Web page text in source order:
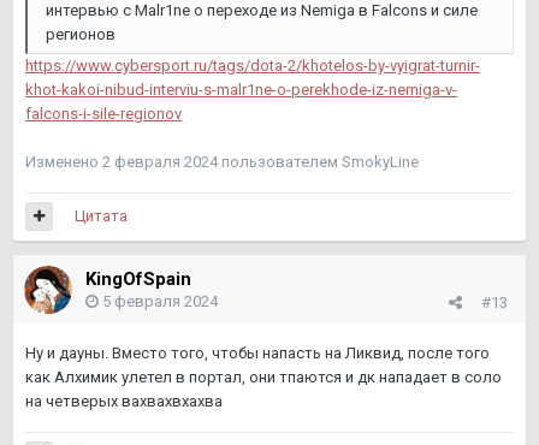
интервью с Malr1ne о переходе из Nemiga в Falcons и силе
регионов
https://www.cybersport.ru/tags/dota-2/khotelos-by-vyigrat-turnir-
khot-kakoi-nibud-interviu-s-malr1ne-o-perekhode-iz-nemiga-v-
falcons-i-sile-regionov
Изменено 2 февраля 2024пользователем SmokyLine
Цитата
KingOfSpain
#13
5 февраля 2024
Ну и дауны. Вместо того, чтобы напасть на Ликвид, после того
как Алхимик улетел в портал, они тпаются и дк нападает в соло
на четверых вахвахвхахва